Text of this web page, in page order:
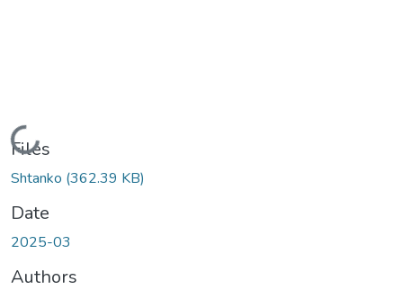
Loading...
Files
Shtanko (362.39 KB)
Date
2025-03
Authors